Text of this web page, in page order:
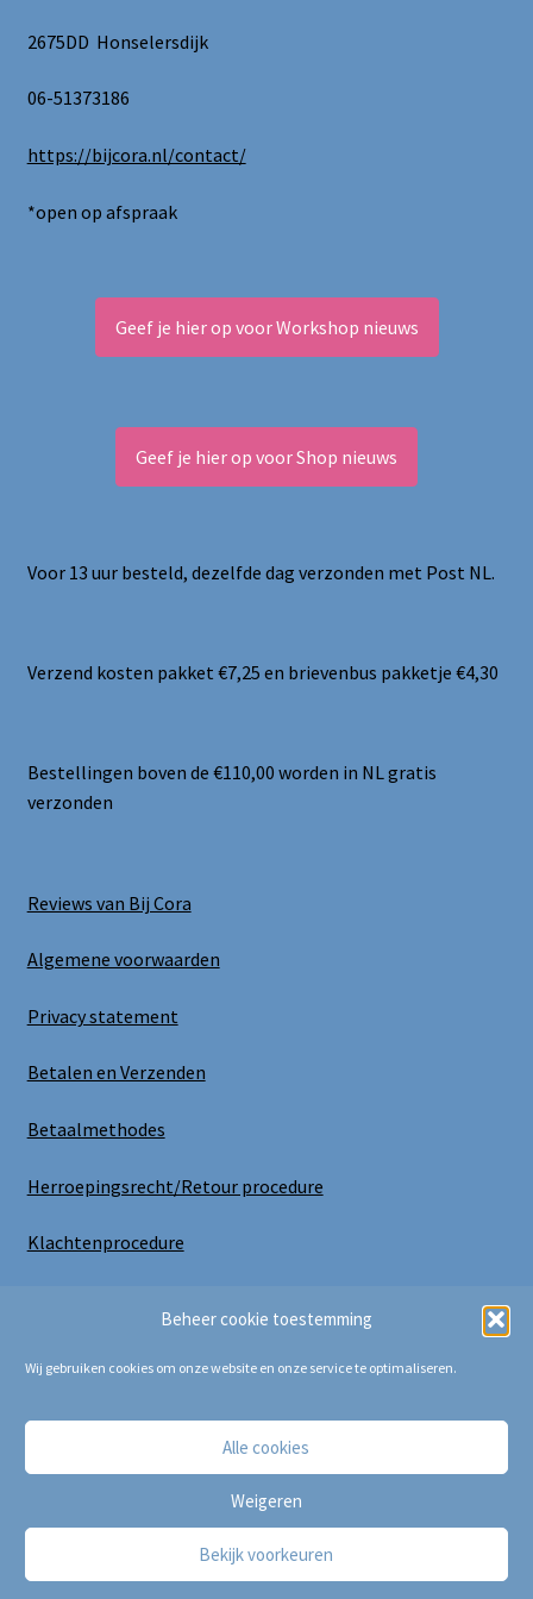
Beheer cookie toestemming
Wij gebruiken cookies om onze website en onze service te optimaliseren.
Alle cookies
Weigeren
Bekijk voorkeuren
2675DD Honselersdijk
06-51373186
https://bijcora.nl/contact/
*open op afspraak
Geef je hier op voor Workshop nieuws
Geef je hier op voor Shop nieuws
Voor 13 uur besteld, dezelfde dag verzonden met Post NL.
Verzend kosten pakket €7,25 en brievenbus pakketje €4,30
Bestellingen boven de €110,00 worden in NL gratis
verzonden
Reviews van Bij Cora
Algemene voorwaarden
Privacy statement
Betalen en Verzenden
Betaalmethodes
Herroepingsrecht/Retour procedure
Klachtenprocedure
Copyright Bij Cora 2025
Zoeken
Zoeken